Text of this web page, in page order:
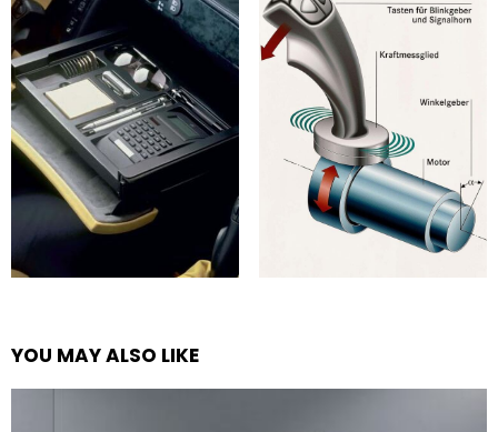
YOU MAY ALSO LIKE